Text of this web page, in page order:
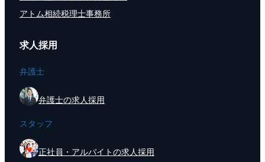
アトム相続税理士事務所
求人採用
弁護士
弁護士の求人採用
スタッフ
正社員・アルバイトの求人採用